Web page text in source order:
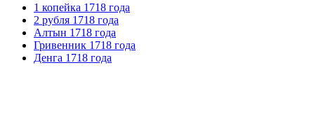
1 копейка 1718 года
2 рубля 1718 года
Алтын 1718 года
Гривенник 1718 года
Денга 1718 года